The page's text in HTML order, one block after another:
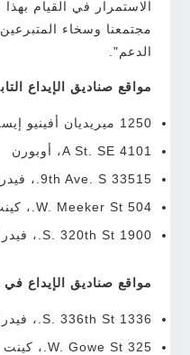
الاستمرار في القيام
مجتمعنا وسخاء
الدعم".
مواقع صناديق الإيداع
1250 ميريديان أفينيو إيست، ميلتون
4101 A St. SE، أوبورن
33515 9th Ave. S.، فيدرال واي
504 W. Meeker St.، كينت
1900 S. 320th St.، فيدرال واي
مواقع صناديق الإيداع
1336 S. 336th St.، فيدرال واي
325 W. Gowe St.، كينت